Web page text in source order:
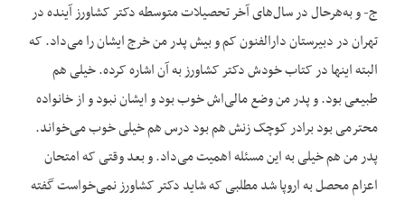
ج- و به‌هرحال در سال‌های آخر تحصیلات متوسطه دکتر کشاورز آینده در
تهران در دبیرستان دارالفنون کم و بیش پدر من خرج ایشان را می‌داد. که
البته اینها در کتاب خودش دکتر کشاورز به آن اشاره کرده. خیلی هم
طبیعی بود. و پدر من وضع مالی‌اش خوب بود و ایشان نبود و از خانواده
محترمی بود برادر کوچک زنش هم بود درس هم خیلی خوب می‌خواند.
پدر من هم خیلی به این مسئله اهمیت می‌داد. و بعد وقتی که امتحان
اعزام محصل به اروپا شد مطلبی که شاید دکتر کشاورز نمی‌خواست گفته